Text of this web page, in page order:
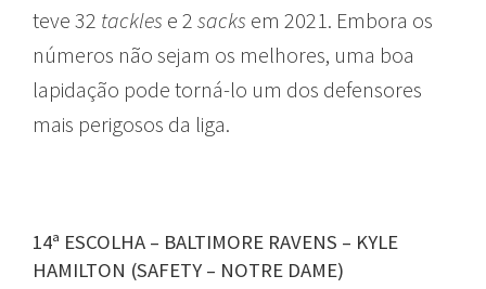
teve 32 tackles e 2 sacks em 2021. Embora os
números não sejam os melhores, uma boa
lapidação pode torná-lo um dos defensores
mais perigosos da liga.
14ª ESCOLHA – BALTIMORE RAVENS – KYLE
HAMILTON (SAFETY – NOTRE DAME)